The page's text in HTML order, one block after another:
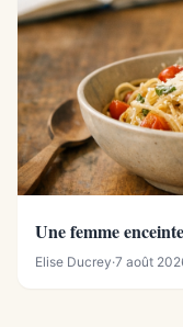
Une femme
Elise Ducrey·7 août